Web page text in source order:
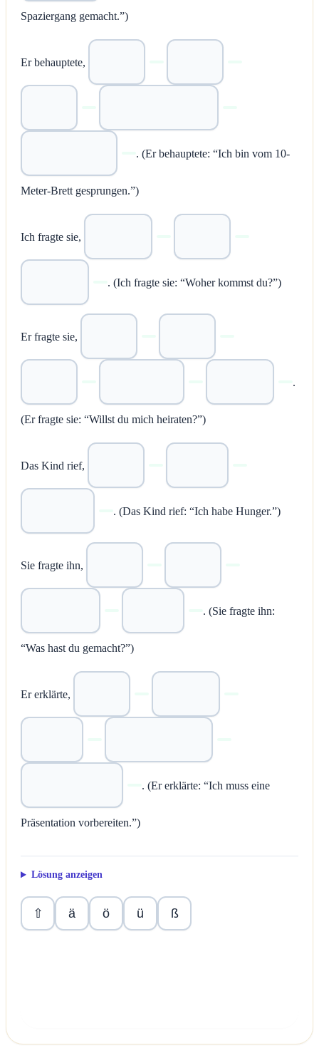
Spaziergang gemacht.”)
Er behauptete,
. (Er behauptete: “Ich bin vom 10-
Meter-Brett gesprungen.”)
Ich fragte sie,
. (Ich fragte sie: “Woher kommst du?”)
Er fragte sie,
.
(Er fragte sie: “Willst du mich heiraten?”)
Das Kind rief,
. (Das Kind rief: “Ich habe Hunger.”)
Sie fragte ihn,
. (Sie fragte ihn:
“Was hast du gemacht?”)
Er erklärte,
. (Er erklärte: “Ich muss eine
Präsentation vorbereiten.”)
Lösung anzeigen
⇧ ä ö ü ß